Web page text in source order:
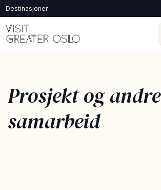
Destinasjoner
Prosjekt og andre
samarbeid